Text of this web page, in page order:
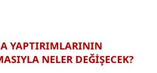
YAPTIRIMLARININ
NELER DEĞİŞECEK?